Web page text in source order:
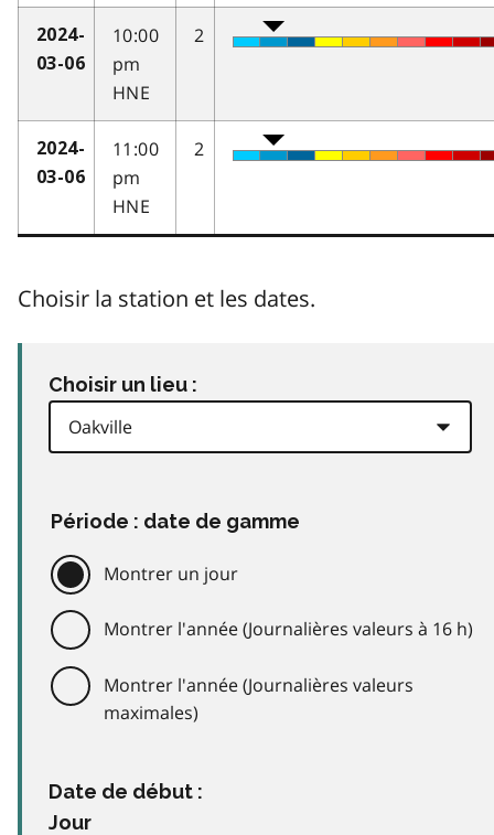
2024-
03-06
10:00
pm
HNE
2
2024-
03-06
11:00
pm
HNE
2
Choisir la station et les dates.
Choisir un lieu :
Période : date de gamme
Montrer un jour
Montrer l'année (Journalières valeurs à 16 h)
Montrer l'année (Journalières valeurs
maximales)
Date de début :
Jour